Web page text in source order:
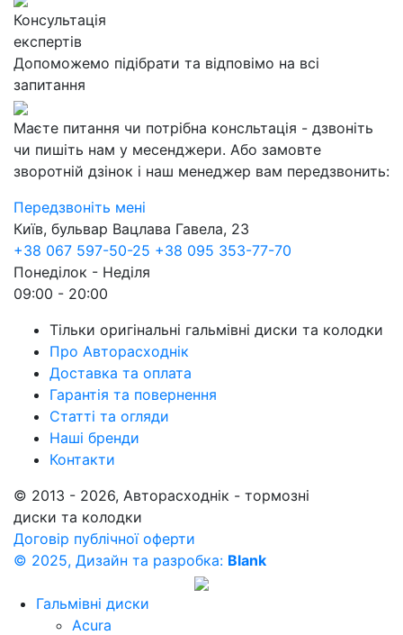
Консультація
експертів
Допоможемо підібрати та відповімо на всі
запитання
Маєте питання чи потрібна консльтація - дзвоніть
чи пишіть нам у месенджери. Або замовте
зворотній дзінок і наш менеджер вам передзвонить:
Передзвоніть мені
Київ, бульвар Вацлава Гавела, 23
+38 067 597-50-25 +38 095 353-77-70
Понеділок - Неділя
09:00 - 20:00
Тільки оригінальні гальмівні диски та колодки
Про Авторасходнік
Доставка та оплата
Гарантія та повернення
Статті та огляди
Наші бренди
Контакти
© 2013 - 2026, Авторасходнік - тормозні
диски та колодки
Договір публічної оферти
© 2025, Дизайн та разробка: Blank
Гальмівні диски
Acura